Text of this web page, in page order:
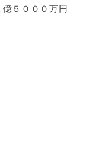
５０００万円